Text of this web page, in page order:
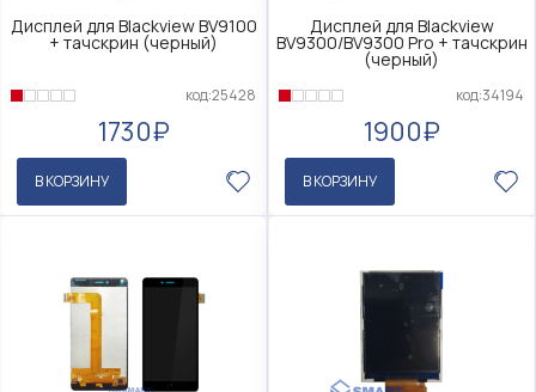
Дисплей для Blackview BV9100
+ тачскрин (черный)
код:25428
1730₽
В КОРЗИНУ
Дисплей для Blackview
BV9300/BV9300 Pro + тачскрин
(черный)
код:34194
1900₽
В КОРЗИНУ